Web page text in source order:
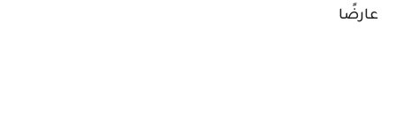
عارضًا